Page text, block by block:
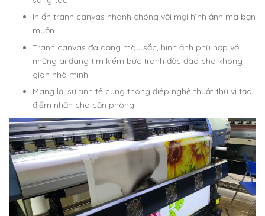
In ấn tranh canvas nhanh chóng với mọi hình ảnh mà bạn
muốn
Tranh canvas đa dạng màu sắc, hình ảnh phù hợp với
những ai đang tìm kiếm bức tranh độc đáo cho không
gian nhà mình.
Mang lại sự tinh tế cùng thông điệp nghệ thuật thú vị tạo
điểm nhấn cho căn phòng.